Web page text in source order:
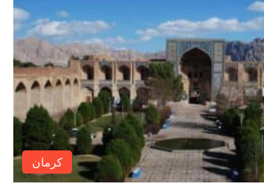
كرمان